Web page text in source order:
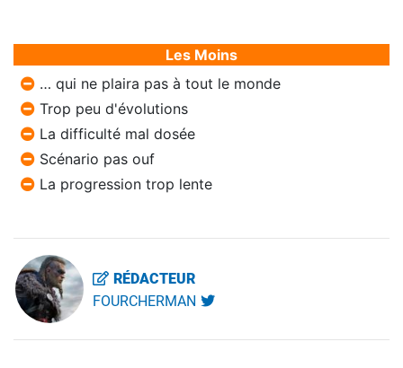
Les Moins
… qui ne plaira pas à tout le monde
Trop peu d'évolutions
La difficulté mal dosée
Scénario pas ouf
La progression trop lente
RÉDACTEUR
FOURCHERMAN